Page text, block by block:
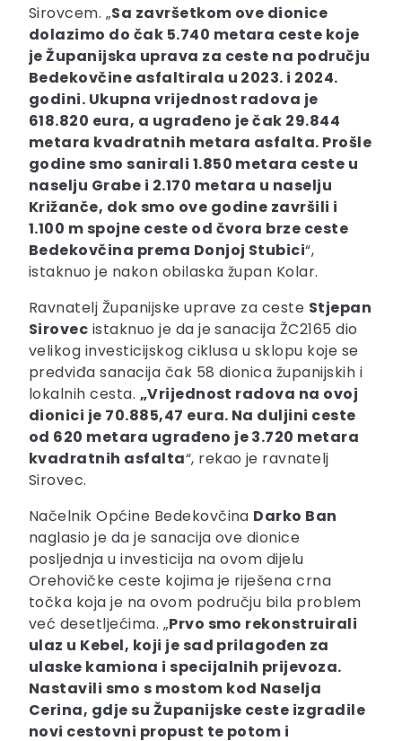
Sirovcem. „Sa završetkom ove dionice
dolazimo do čak 5.740 metara ceste koje
je Županijska uprava za ceste na području
Bedekovčine asfaltirala u 2023. i 2024.
godini. Ukupna vrijednost radova je
618.820 eura, a ugrađeno je čak 29.844
metara kvadratnih metara asfalta. Prošle
godine smo sanirali 1.850 metara ceste u
naselju Grabe i 2.170 metara u naselju
Križanče, dok smo ove godine završili i
1.100 m spojne ceste od čvora brze ceste
Bedekovčina prema Donjoj Stubici“,
istaknuo je nakon obilaska župan Kolar.
Ravnatelj Županijske uprave za ceste Stjepan
Sirovec istaknuo je da je sanacija ŽC2165 dio
velikog investicijskog ciklusa u sklopu koje se
predviđa sanacija čak 58 dionica županijskih i
lokalnih cesta. „Vrijednost radova na ovoj
dionici je 70.885,47 eura. Na duljini ceste
od 620 metara ugrađeno je 3.720 metara
kvadratnih asfalta“, rekao je ravnatelj
Sirovec.
Načelnik Općine Bedekovčina Darko Ban
naglasio je da je sanacija ove dionice
posljednja u investicija na ovom dijelu
Orehovičke ceste kojima je riješena crna
točka koja je na ovom području bila problem
već desetljećima. „Prvo smo rekonstruirali
ulaz u Kebel, koji je sad prilagođen za
ulaske kamiona i specijalnih prijevoza.
Nastavili smo s mostom kod Naselja
Cerina, gdje su Županijske ceste izgradile
novi cestovni propust te potom i